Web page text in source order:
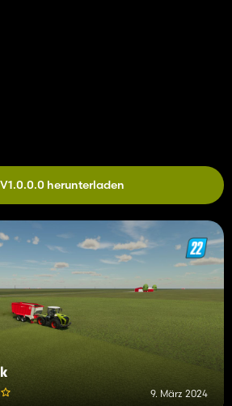
V1.0.0.0 herunterladen
9. März 2024